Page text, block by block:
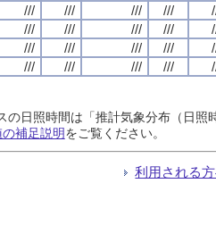
/// /// /// ///
/// /// /// ///
/// /// /// ///
/// /// /// ///
の日照時間は「推計気象分布（日
補足説明をご覧ください。
利用される